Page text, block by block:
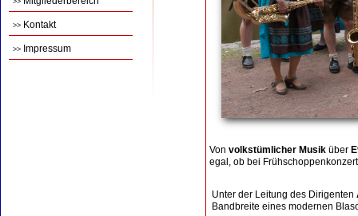
>>
>> Kontakt
>> Impressum
Von volkstümlicher Musik über
egal, ob bei
Unter der Leitung des Dirigenten
Bandbreite eines modernen